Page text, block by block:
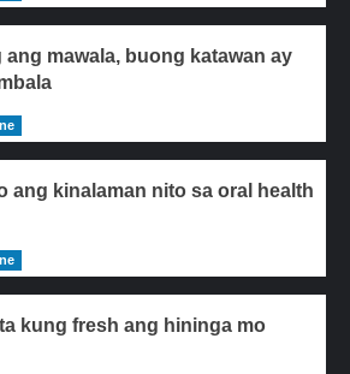
ang mawala, buong katawan ay
ang kinalaman nito sa oral health
kung fresh ang hininga mo